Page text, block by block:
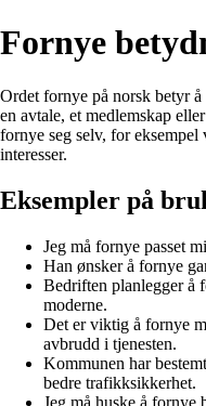
Fornye
Ordet fornye på norsk betyr
en avtale, et medlemskap
fornye seg selv, for
interesser.
Eksempler på
Jeg må fornye passet
Han ønsker å fornye
Bedriften planlegger å
moderne.
Det er viktig å fornye
avbrudd i tjenesten.
Kommunen har
bedre trafikksikkerhet.
Jeg må huske å fornye